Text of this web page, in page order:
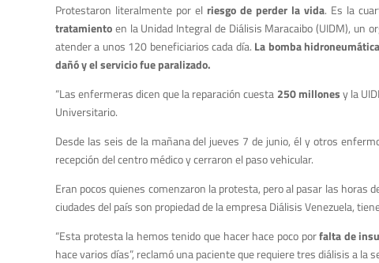
Protestaron literalmente por el riesgo de perder la vida. Es la
tratamientoen la Unidad Integral de Diálisis Maracaibo (UIDM), un
atender a unos 120 beneficiarios cada día. La bomba
dañó y el servicio fue paralizado.
“Las enfermeras dicen que la reparación cuesta 250 millonesy la
Universitario.
Desde las seis de la mañana del jueves 7 de junio, él y otros
recepción del centro médico y cerraron el paso vehicular.
Eran pocos quienes comenzaron la protesta, pero al pasar las horas
ciudades del país son propiedad de la empresa Diálisis Venezuela,
“Esta protesta la hemos tenido que hacer hace poco porfalta de
hace varios días”, reclamó una paciente que requiere tres diálisis a la